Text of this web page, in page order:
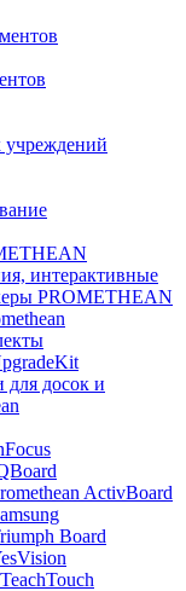
учреждений
интерактивные
PROMETHEAN
для досок и
ActivBoard
Board